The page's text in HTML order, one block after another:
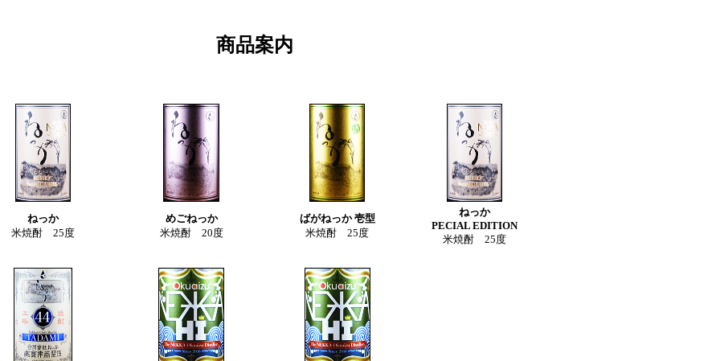
商品案内
ねっか
米焼酎 25度
めごねっか
米焼酎 20度
ばがねっか 壱型
米焼酎 25度
ねっか
PECIAL EDITION
米焼酎 25度